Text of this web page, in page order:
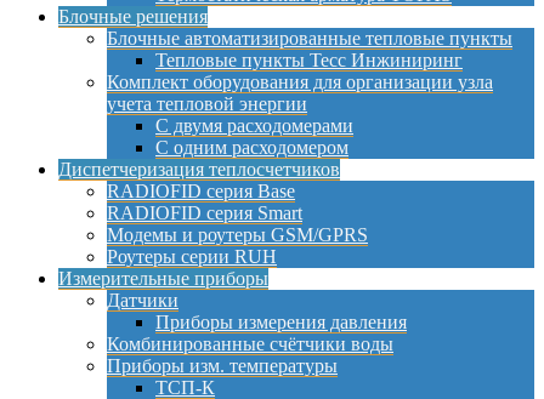
Блочные решения
Блочные автоматизированные тепловые пункты
Тепловые пункты Тесс Инжиниринг
Комплект оборудования для организации узла
учета тепловой энергии
С двумя расходомерами
С одним расходомером
Диспетчеризация теплосчетчиков
RADIOFID серия Base
RADIOFID серия Smart
Модемы и роутеры GSM/GPRS
Роутеры серии RUH
Измерительные приборы
Датчики
Приборы измерения давления
Комбинированные счётчики воды
Приборы изм. температуры
ТСП-К